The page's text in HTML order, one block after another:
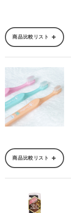
商品比較リスト
商品比較リスト